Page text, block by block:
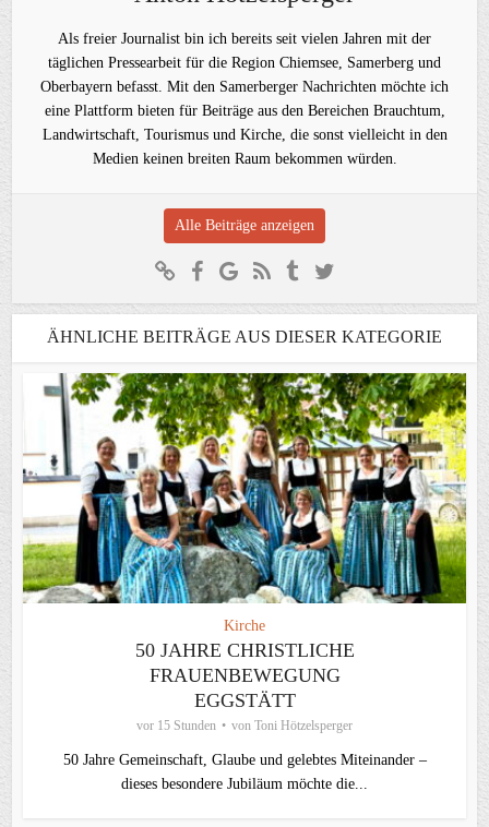
Als freier Journalist bin ich bereits seit vielen Jahren mit der
täglichen Pressearbeit für die Region Chiemsee, Samerberg und
Oberbayern befasst. Mit den Samerberger Nachrichten möchte ich
eine Plattform bieten für Beiträge aus den Bereichen Brauchtum,
Landwirtschaft, Tourismus und Kirche, die sonst vielleicht in den
Medien keinen breiten Raum bekommen würden.
Alle Beiträge anzeigen
ÄHNLICHE BEITRÄGE AUS DIESER KATEGORIE
Kirche
50 JAHRE CHRISTLICHE
FRAUENBEWEGUNG
EGGSTÄTT
vor 15 Stunden von Toni Hötzelsperger
50 Jahre Gemeinschaft, Glaube und gelebtes Miteinander –
dieses besondere Jubiläum möchte die...